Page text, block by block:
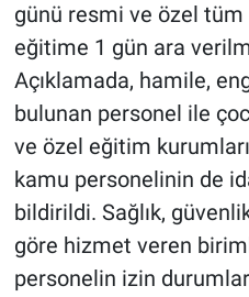
günü resmi ve özel
eğitime 1 gün ara
Açıklamada, hamile,
bulunan personel ile
ve özel eğitim
kamu personelinin de
bildirildi. Sağlık,
göre hizmet veren
personelin izin